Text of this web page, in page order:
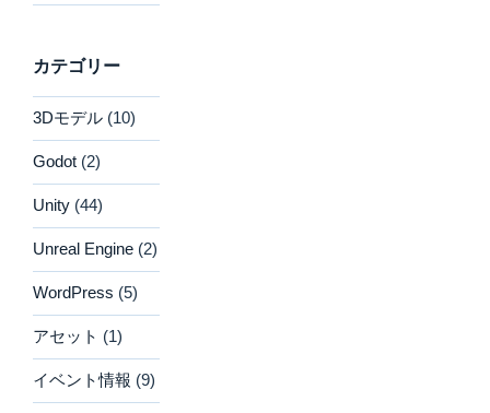
カテゴリー
3Dモデル (10)
Godot (2)
Unity (44)
Unreal Engine (2)
WordPress (5)
アセット (1)
イベント情報 (9)